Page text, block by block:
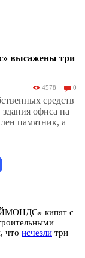
высажены три
4578 0
средств
офиса на
памятник, а
кипят с
что исчезли три